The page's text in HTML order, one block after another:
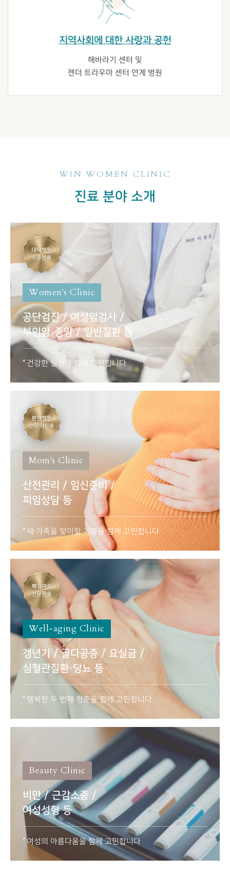
지역사회에 대한 사랑과 공헌
해바라기 센터 및
젠더 트라우마 센터 연계 병원
WIN WOMEN CLINIC
진료 분야 소개
Women's Clinic
공단검진 / 여성암검사 /
부인암·종양 / 일반질환 등
건강한 일상을 함께 고민합니다
Mom's Clinic
산전관리 / 임신준비 /
피임상담 등
새 가족을 맞이할 기쁨을 함께 고민합니다
Well-aging Clinic
갱년기 / 골다공증 / 요실금 /
심혈관질환·당뇨 등
행복한 두 번째 청춘을 함께 고민합니다
Beauty Clinic
비만 / 근감소증 /
여성성형 등
여성의 아름다움을 함께 고민합니다